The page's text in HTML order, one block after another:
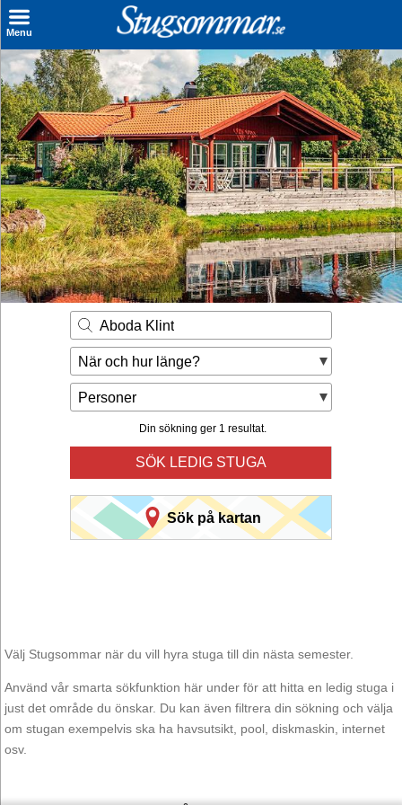
Menu
Sök stuga
Sista Minuten
Genvägar
Inspiration
Kontakt
Husägare
Se hur mycket du kan tjäna
Räkna ut din
hyresintäkt
Aboda Klint
När och hur länge?
Personer
Din sökning ger 1 resultat.
SÖK LEDIG STUGA
Sök på kartan
Välj Stugsommar när du vill hyra stuga till din nästa semester.
Använd vår smarta sökfunktion här under för att hitta en ledig stuga i
just det område du önskar. Du kan även filtrera din sökning och välja
om stugan exempelvis ska ha havsutsikt, pool, diskmaskin, internet
osv.